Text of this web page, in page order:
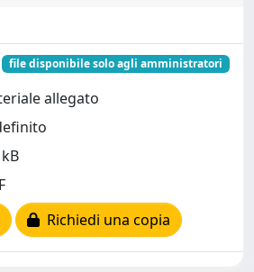
file disponibile solo agli amministratori
allegato
Richiedi una copia